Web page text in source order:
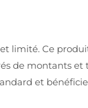
limité. Ce
de montants et
et